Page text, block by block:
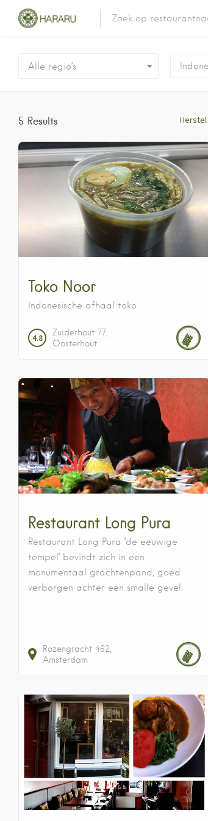
Alle regio’s
5 Results Herstel
Toko Noor
Indonesische afhaal toko
4.8
Zuiderhout 77
Oosterhout
Restaurant Long Pura
Restaurant Long Pura ''de eeuwige
tempel'' bevindt zich in een
monumentaal grachtenpand, goed
verborgen achter een smalle gevel.
Rozengracht 462
Amsterdam